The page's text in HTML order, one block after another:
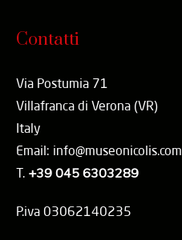
Contatti
Via Postumia 71
Villafranca di Verona (VR)
Italy
Email: info@museonicolis.com
T. +39 045 6303289
P.iva 03062140235